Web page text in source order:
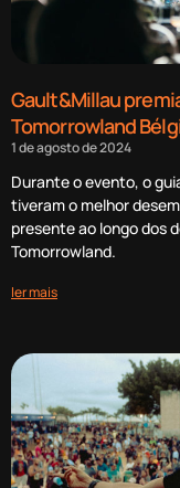
Gault&Millau
Tomorrowland
1 de agosto de 2024
Durante o evento, o
tiveram o melhor
presente ao longo dos
Tomorrowland.
ler mais